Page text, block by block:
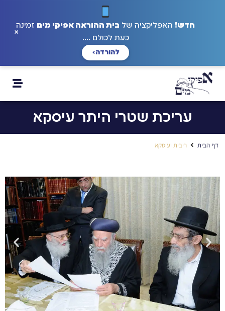
חדש! האפליקציה של בית ההוראה אפיקי מים זמינה
כעת לכולם ....
להורדה›
×
עריכת שטרי היתר עיסקא
דף הבית ריבית ועיסקא